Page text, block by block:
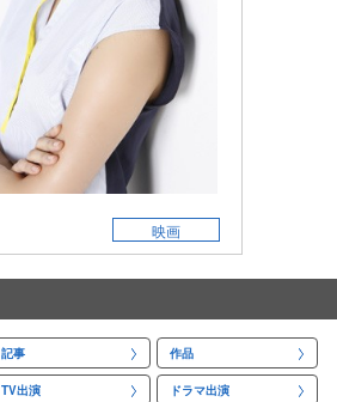
映画
記事 作品
TV出演 ドラマ出演